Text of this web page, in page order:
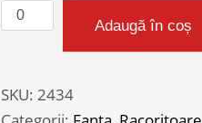
Cantitate
FANTA
(250
ST*24)
Adaugă în coș
SKU: 2434